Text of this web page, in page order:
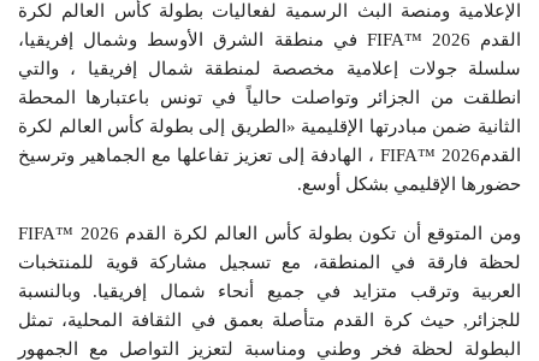
الإعلامية ومنصة البث الرسمية لفعاليات بطولة كأس العالم لكرة
القدم 2026 ™FIFA في منطقة الشرق الأوسط وشمال إفريقيا،
سلسلة جولات إعلامية مخصصة لمنطقة شمال إفريقيا ، والتي
انطلقت من الجزائر وتواصلت حالياً في تونس باعتبارها المحطة
الثانية ضمن مبادرتها الإقليمية «الطريق إلى بطولة كأس العالم لكرة
القدم2026 ™FIFA ، الهادفة إلى تعزيز تفاعلها مع الجماهير وترسيخ
حضورها الإقليمي بشكل أوسع.
ومن المتوقع أن تكون بطولة كأس العالم لكرة القدم 2026 ™FIFA
لحظة فارقة في المنطقة، مع تسجيل مشاركة قوية للمنتخبات
العربية وترقب متزايد في جميع أنحاء شمال إفريقيا. وبالنسبة
للجزائر, حيث كرة القدم متأصلة بعمق في الثقافة المحلية، تمثل
البطولة لحظة فخر وطني ومناسبة لتعزيز التواصل مع الجمهور